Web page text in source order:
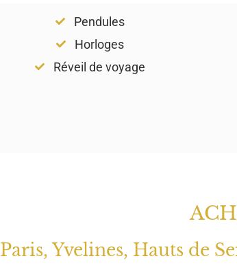
Pendules
Horloges
Réveil de voyage
Paris, Yvelines, Hauts de